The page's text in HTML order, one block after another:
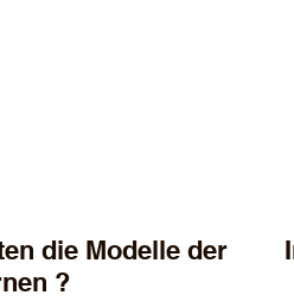
die Modelle
?